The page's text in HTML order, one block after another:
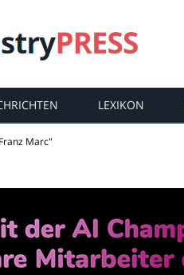
PRESS
LEXIKON
Marc"